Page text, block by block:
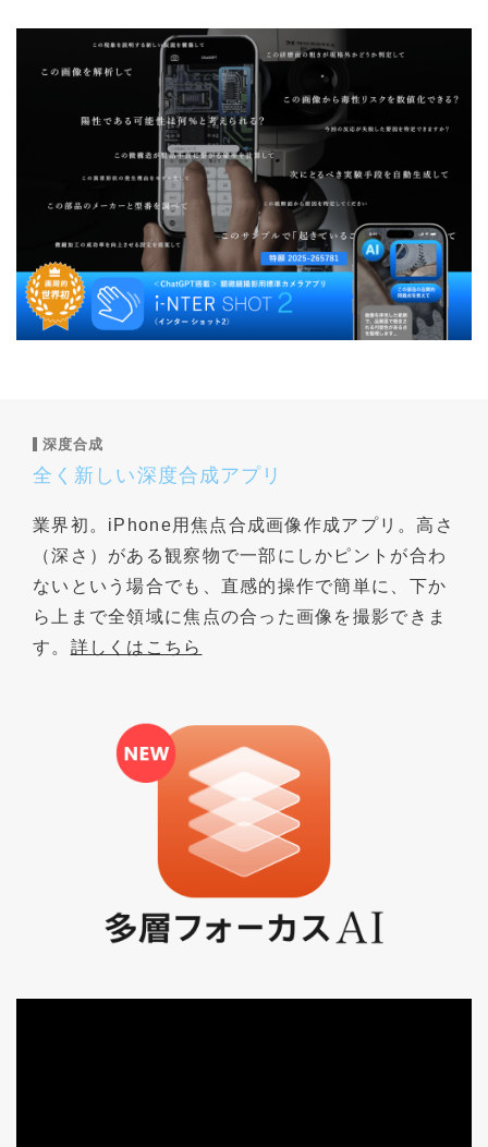
深度合成
全く新しい深度合成アプリ
業界初。iPhone用焦点合成画像作成アプリ。高さ
（深さ）がある観察物で一部にしかピントが合わ
ないという場合でも、直感的操作で簡単に、下か
ら上まで全領域に焦点の合った画像を撮影できま
す。 詳しくはこちら